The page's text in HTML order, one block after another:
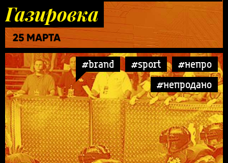
Газировка
25 МАРТА
#brand #sport
#непро
#непродано